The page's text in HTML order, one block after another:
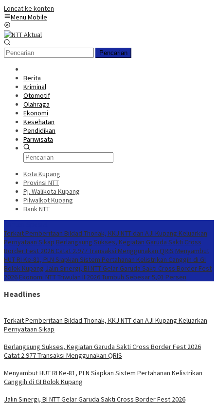
Loncat ke konten
Menu Mobile
Pencarian
Berita
Kriminal
Otomotif
Olahraga
Ekonomi
Kesehatan
Pendidikan
Pariwisata
Kota Kupang
Provinsi NTT
Pj. Walikota Kupang
Pilwalkot Kupang
Bank NTT
Terkait Pemberitaan Bildad Thonak, KKJ NTT dan AJI Kupang Keluarkan
Pernyataan Sikap Berlangsung Sukses, Kegiatan Garuda Sakti Cross
Border Fest 2026 Catat 2.977 Transaksi Menggunakan QRIS Menyambut
HUT RI Ke-81, PLN Siapkan Sistem Pertahanan Kelistrikan Canggih di GI
Bolok Kupang Jalin Sinergi, BI NTT Gelar Garuda Sakti Cross Border Fest
2026 Ekonomi NTT Triwulan II 2026 Tumbuh Sebesar 5,01 Persen
Headlines
Terkait Pemberitaan Bildad Thonak, KKJ NTT dan AJI Kupang Keluarkan
Pernyataan Sikap
Berlangsung Sukses, Kegiatan Garuda Sakti Cross Border Fest 2026
Catat 2.977 Transaksi Menggunakan QRIS
Menyambut HUT RI Ke-81, PLN Siapkan Sistem Pertahanan Kelistrikan
Canggih di GI Bolok Kupang
Jalin Sinergi, BI NTT Gelar Garuda Sakti Cross Border Fest 2026